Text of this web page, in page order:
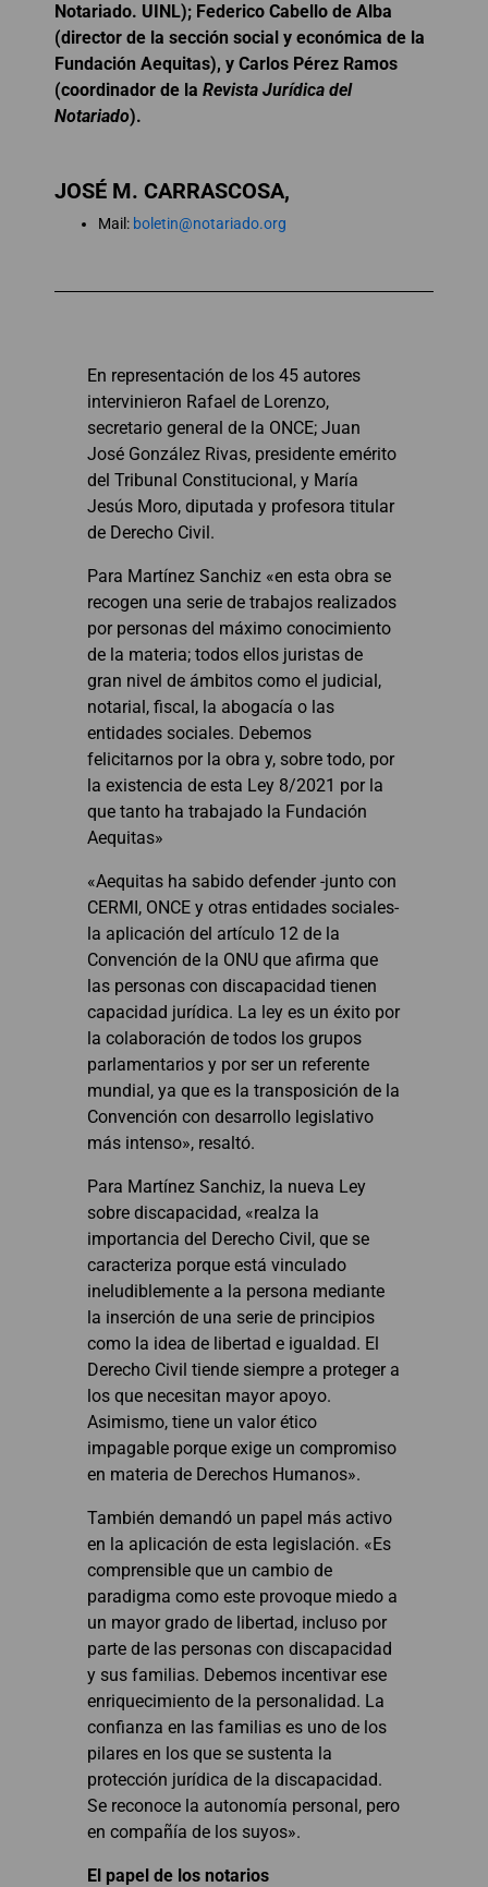
Notariado. UINL); Federico Cabello de Alba
(director de la sección social y económica de la
Fundación Aequitas), y Carlos Pérez Ramos
(coordinador de la Revista Jurídica del
Notariado).
JOSÉ M. CARRASCOSA,
Mail: boletin@notariado.org
En representación de los 45 autores
intervinieron Rafael de Lorenzo,
secretario general de la ONCE; Juan
José González Rivas, presidente emérito
del Tribunal Constitucional, y María
Jesús Moro, diputada y profesora titular
de Derecho Civil.
Para Martínez Sanchiz «en esta obra se
recogen una serie de trabajos realizados
por personas del máximo conocimiento
de la materia; todos ellos juristas de
gran nivel de ámbitos como el judicial,
notarial, fiscal, la abogacía o las
entidades sociales. Debemos
felicitarnos por la obra y, sobre todo, por
la existencia de esta Ley 8/2021 por la
que tanto ha trabajado la Fundación
Aequitas»
«Aequitas ha sabido defender -junto con
CERMI, ONCE y otras entidades sociales-
la aplicación del artículo 12 de la
Convención de la ONU que afirma que
las personas con discapacidad tienen
capacidad jurídica. La ley es un éxito por
la colaboración de todos los grupos
parlamentarios y por ser un referente
mundial, ya que es la transposición de la
Convención con desarrollo legislativo
más intenso», resaltó.
Para Martínez Sanchiz, la nueva Ley
sobre discapacidad, «realza la
importancia del Derecho Civil, que se
caracteriza porque está vinculado
ineludiblemente a la persona mediante
la inserción de una serie de principios
como la idea de libertad e igualdad. El
Derecho Civil tiende siempre a proteger a
los que necesitan mayor apoyo.
Asimismo, tiene un valor ético
impagable porque exige un compromiso
en materia de Derechos Humanos».
También demandó un papel más activo
en la aplicación de esta legislación. «Es
comprensible que un cambio de
paradigma como este provoque miedo a
un mayor grado de libertad, incluso por
parte de las personas con discapacidad
y sus familias. Debemos incentivar ese
enriquecimiento de la personalidad. La
confianza en las familias es uno de los
pilares en los que se sustenta la
protección jurídica de la discapacidad.
Se reconoce la autonomía personal, pero
en compañía de los suyos».
El papel de los notarios